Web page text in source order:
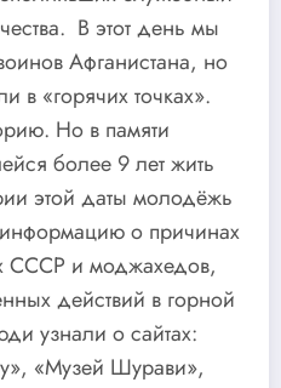
В этот день мы
Афганистана, но
в «горячих точках».
Но в памяти
более 9 лет жить
этой даты молодёжь
о причинах
СССР и моджахедов,
действий в горной
узнали о сайтах:
«Музей Шурави»,